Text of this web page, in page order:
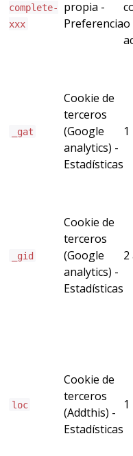
complete-
xxx
propia -
Preferenciao
_gat
Cookie de
terceros
(Google
analytics) -
Estadísticas
_gid
Cookie de
terceros
(Google
analytics) -
Estadísticas
2
loc
Cookie de
terceros
(Addthis) -
Estadísticas
1